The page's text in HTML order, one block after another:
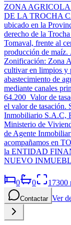
ZONA
DE LA TROCHA
ubicado en la
derecho de la
Tomaval, frente al
producción de maíz.
Zonificación: Zona
cultivar en limpios y
abastecimiento de
mediante canales
64.200 Valor de
el valor de tasación.
Inmobiliario S.A.C,
Ministerio de
de Agente
acompañamos en
la ENTIDAD
NUEVO
0 0 17300
Contactar Ver